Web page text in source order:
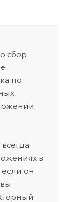
сбор
по
всегда
в
если он